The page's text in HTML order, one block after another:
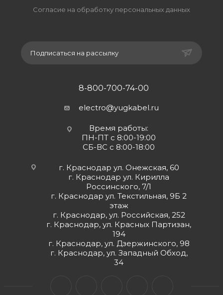
Согласие на обработку персональных данных
Подписаться на рассылку
8-800-700-74-00
electro@yugkabel.ru
Время работы:
ПН-ПТ с 8:00-19:00
СБ-ВС с 8:00-18:00
г. Краснодар ул. Онежская, 60
г. Краснодар ул. Кирилла
Россинского, 7/1
г. Краснодар ул. Текстильная, 9Б 2
этаж
г. Краснодар, ул. Российская, 252
г. Краснодар, ул. Красных Партизан,
194
г. Краснодар, ул. Дзержинского, 98
г. Краснодар, ул. Западный Обход,
34